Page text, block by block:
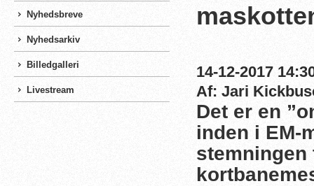
Nyhedsbreve
Nyhedsarkiv
Billedgalleri
Livestream
14-12-2017
Af: Jari
Det er en
inden i EM-